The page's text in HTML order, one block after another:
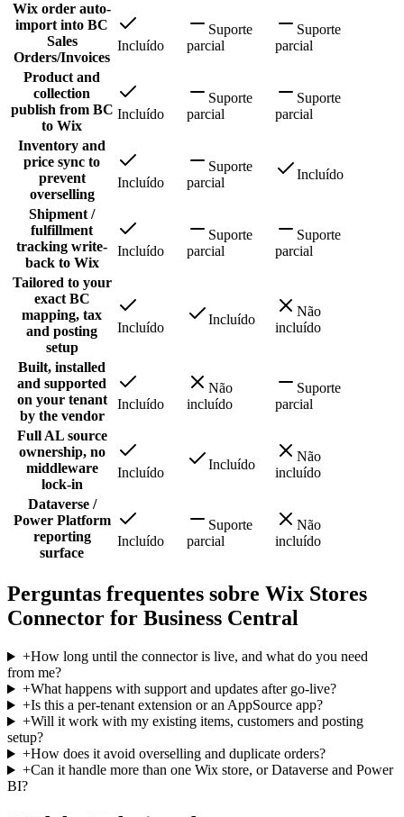
Wix order auto-
import into BC
Sales
Orders/Invoices
Incluído
Suporte
parcial
Suporte
parcial
Product and
collection
publish from BC
to Wix
Incluído
Suporte
parcial
Suporte
parcial
Inventory and
price sync to
prevent
overselling
Incluído
Suporte
parcial
Incluído
Shipment /
fulfillment
tracking write-
back to Wix
Incluído
Suporte
parcial
Suporte
parcial
Tailored to your
exact BC
mapping, tax
and posting
setup
Incluído
Incluído
Não
incluído
Built, installed
and supported
on your tenant
by the vendor
Incluído
Não
incluído
Suporte
parcial
Full AL source
ownership, no
middleware
lock-in
Incluído
Incluído
Não
incluído
Dataverse /
Power Platform
reporting
surface
Incluído
Suporte
parcial
Não
incluído
Perguntas frequentes sobre Wix Stores
Connector for Business Central
+How long until the connector is live, and what do you need
from me?
+What happens with support and updates after go-live?
+Is this a per-tenant extension or an AppSource app?
+Will it work with my existing items, customers and posting
setup?
+How does it avoid overselling and duplicate orders?
+Can it handle more than one Wix store, or Dataverse and Power
BI?